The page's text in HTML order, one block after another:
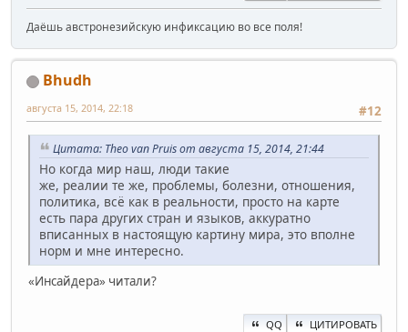
Даёшь австронезийскую инфиксацию во все поля!
Bhudh
#12
августа 15, 2014, 22:18
Цитата: Theo van Pruis от августа 15, 2014, 21:44
Но когда мир наш, люди такие
же, реалии те же, проблемы, болезни, отношения,
политика, всё как в реальности, просто на карте
есть пара других стран и языков, аккуратно
вписанных в настоящую картину мира, это вполне
норм и мне интересно.
«Инсайдера» читали?
QQ ЦИТИРОВАТЬ